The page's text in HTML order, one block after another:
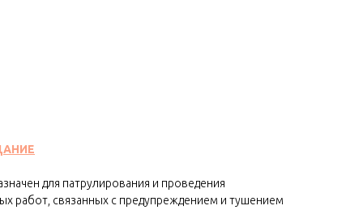
для патрулирования и проведения
работ, связанных с предупреждением и тушением